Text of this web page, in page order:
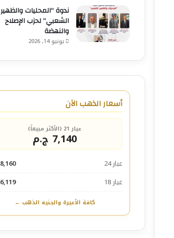
ندوة “المحليات والظهير
الشعبي” لحزب الإصلاح
والنهضة
يونيو 14, 2026
أسعار الذهب الآن
عيار 21 (الأكثر مبيعاً)
7,140 ج.م
عيار 24
8,160 ج.م
عيار 18
6,119 ج.م
كافة الأعيرة والجنيه الذهب ←